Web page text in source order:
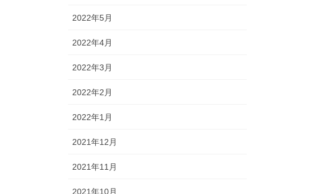
2022年5月
2022年4月
2022年3月
2022年2月
2022年1月
2021年12月
2021年11月
2021年10月